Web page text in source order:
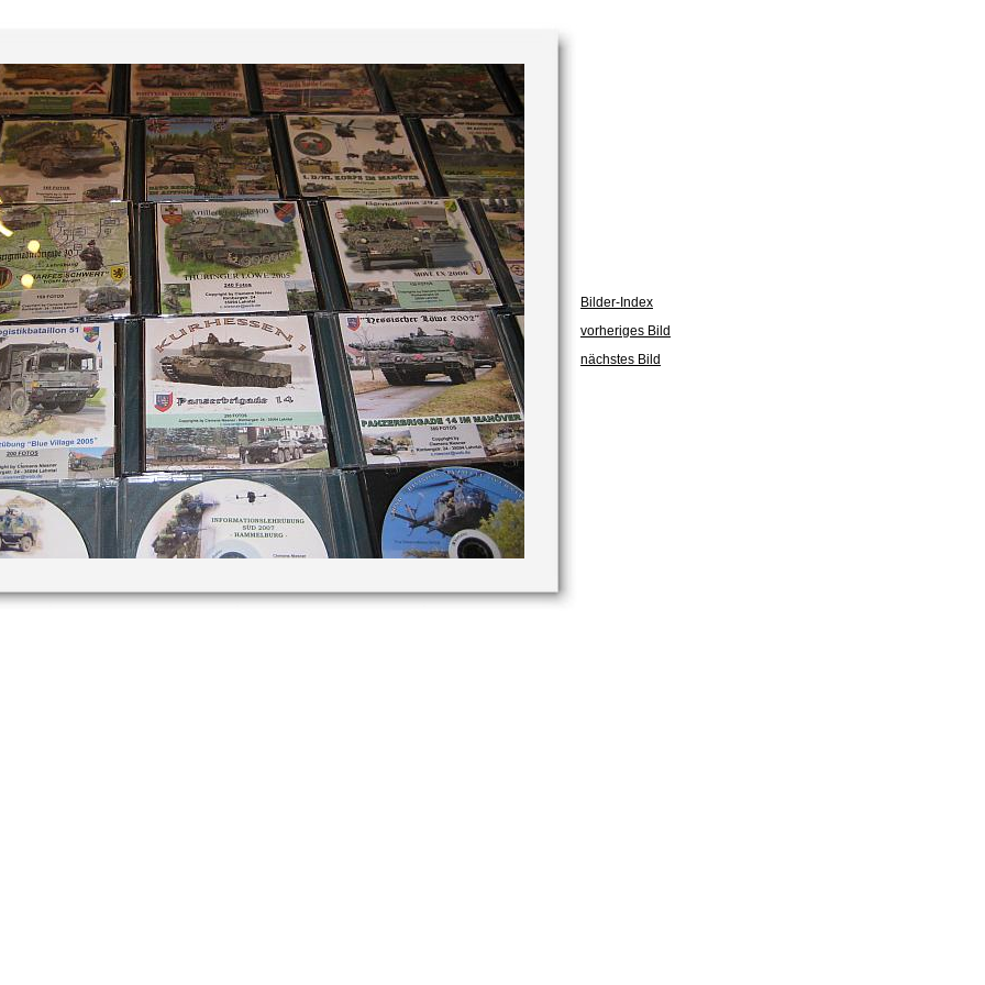
Bilder-Index
vorheriges Bild
nächstes Bild